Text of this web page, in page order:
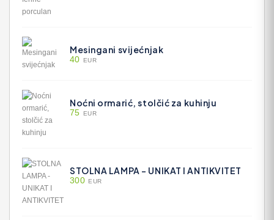
Mesingani svijećnjak
40 EUR
Noćni ormarić, stolčić za kuhinju
75 EUR
STOLNA LAMPA - UNIKAT I ANTIKVITET
300 EUR